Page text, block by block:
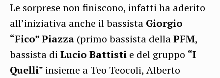
Le sorprese non finiscono, infatti ha aderito
all’iniziativa anche il bassista Giorgio
“Fico” Piazza (primo bassista dellaPFM,
bassista di Lucio Battisti e del gruppo “I
Quelli” insieme a Teo Teocoli, Alberto